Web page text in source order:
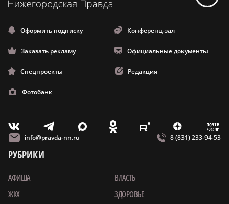
Оформить подписку Конференц-зал
Заказать рекламу Официальные документы
Спецпроекты Редакция
Фотобанк
V T X O E Z m
info@pravda-nn.ru 8 (831) 233-94-53
РУБРИКИ
АФИША
ВЛАСТЬ
ЖКХ
ЗДОРОВЬЕ